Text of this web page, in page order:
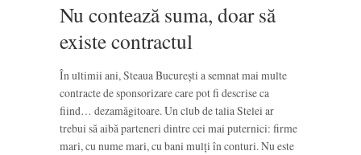
Nu contează suma, doar să
existe contractul
În ultimii ani, Steaua București a semnat mai multe
contracte de sponsorizare care pot fi descrise ca
fiind… dezamăgitoare. Un club de talia Stelei ar
trebui să aibă parteneri dintre cei mai puternici: firme
mari, cu nume mari, cu bani mulți în conturi. Nu este